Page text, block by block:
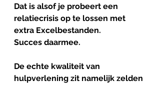
Dat is alsof je probeert een
relatiecrisis op te lossen met
extra Excelbestanden.
Succes daarmee.
De echte kwaliteit van
hulpverlening zit namelijk zelden